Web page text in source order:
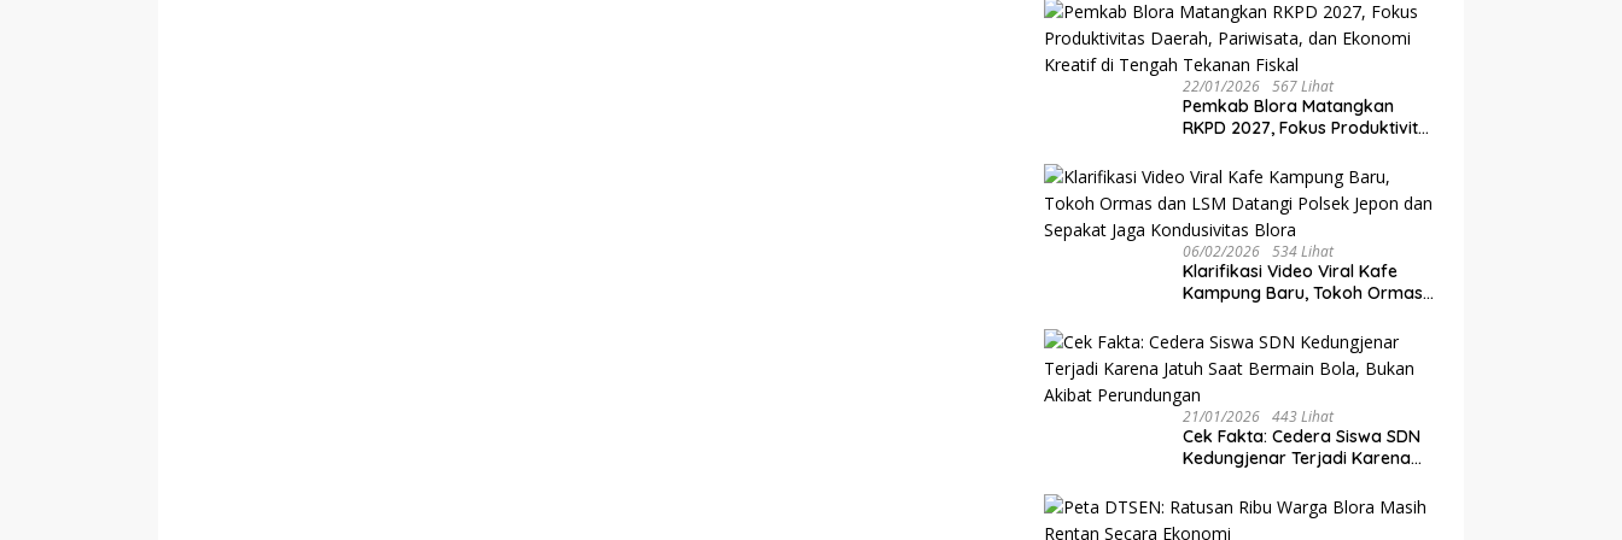
Raden Tumenggung oleh
Mangkunegoro X di Pura
Mangkunegaran
22/01/2026 567 Lihat
‎Pemkab Blora Matangkan
RKPD 2027, Fokus Produktivitas
Ekonomi Kreatif di Tengah
Tekanan Fiskal
06/02/2026 534 Lihat
‎Klarifikasi Video Viral Kafe
Kampung Baru, Tokoh Ormas
dan Sepakat Jaga
Kondusivitas Blora
21/01/2026 443 Lihat
Cek Fakta: Cedera Siswa SDN
Kedungjenar Terjadi Karena
Bukan Akibat Perundungan ‎